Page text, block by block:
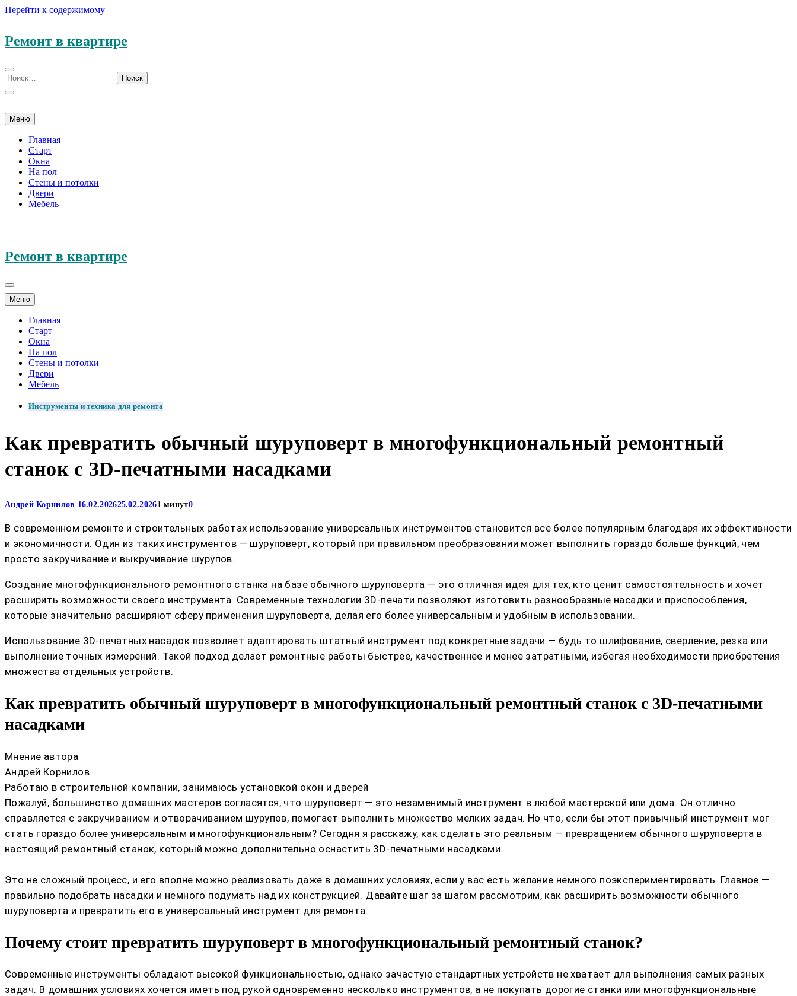
Перейти к содержимому
Ремонт в квартире
Меню
Главная
Старт
Окна
На пол
Стены и потолки
Двери
Мебель
Ремонт в квартире
Меню
Главная
Старт
Окна
На пол
Стены и потолки
Двери
Мебель
Инструменты и техника для ремонта
Как превратить обычный шуруповерт в многофункциональный ремонтный
станок с 3D-печатными насадками
Андрей Корнилов 16.02.202625.02.20261 минут0
В современном ремонте и строительных работах использование универсальных инструментов становится все более популярным благодаря их эффективности
и экономичности. Один из таких инструментов — шуруповерт, который при правильном преобразовании может выполнить гораздо больше функций, чем
просто закручивание и выкручивание шурупов.
Создание многофункционального ремонтного станка на базе обычного шуруповерта — это отличная идея для тех, кто ценит самостоятельность и хочет
расширить возможности своего инструмента. Современные технологии 3D-печати позволяют изготовить разнообразные насадки и приспособления,
которые значительно расширяют сферу применения шуруповерта, делая его более универсальным и удобным в использовании.
Использование 3D-печатных насадок позволяет адаптировать штатный инструмент под конкретные задачи — будь то шлифование, сверление, резка или
выполнение точных измерений. Такой подход делает ремонтные работы быстрее, качественнее и менее затратными, избегая необходимости приобретения
множества отдельных устройств.
Как превратить обычный шуруповерт в многофункциональный ремонтный станок с 3D-печатными
насадками
Мнение автора
Андрей Корнилов
Работаю в строительной компании, занимаюсь установкой окон и дверей
Пожалуй, большинство домашних мастеров согласятся, что шуруповерт — это незаменимый инструмент в любой мастерской или дома. Он отлично
справляется с закручиванием и отворачиванием шурупов, помогает выполнить множество мелких задач. Но что, если бы этот привычный инструмент мог
стать гораздо более универсальным и многофункциональным? Сегодня я расскажу, как сделать это реальным — превращением обычного шуруповерта в
настоящий ремонтный станок, который можно дополнительно оснастить 3D-печатными насадками.
Это не сложный процесс, и его вполне можно реализовать даже в домашних условиях, если у вас есть желание немного поэкспериментировать. Главное —
правильно подобрать насадки и немного подумать над их конструкцией. Давайте шаг за шагом рассмотрим, как расширить возможности обычного
шуруповерта и превратить его в универсальный инструмент для ремонта.
Почему стоит превратить шуруповерт в многофункциональный ремонтный станок?
Современные инструменты обладают высокой функциональностью, однако зачастую стандартных устройств не хватает для выполнения самых разных
задач. В домашних условиях хочется иметь под рукой одновременно несколько инструментов, а не покупать дорогие станки или многофункциональные